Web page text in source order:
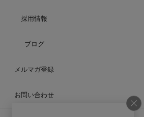
採用情報
ブログ
メルマガ登録
お問い合わせ